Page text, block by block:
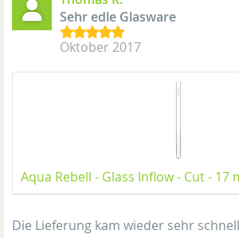
Sehr edle Glasware
Oktober 2017
Aqua Rebell - Glass Inflow - Cut - 17
Die Lieferung kam wieder sehr